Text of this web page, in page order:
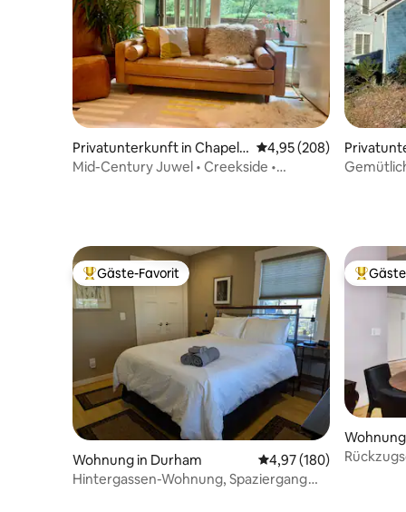
Privatunterkunft in Chapel
Hill
Durchschnittliche
4,95 (208)
Mid-Century Juwel • Creekside •
Beliebter Gäste-Favorit.
Gäste-Favorit
Wohnung in Durham Durchschnittliche
4,97 (180)
Hintergassen-Wohnung, Spaziergang